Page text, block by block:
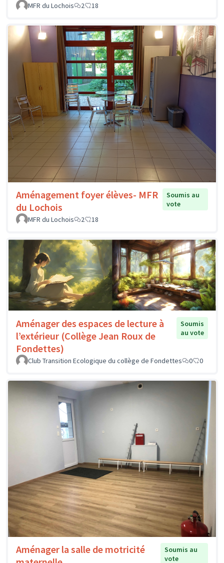
MFR du Lochois
2 18
Aménagement foyer élèves- MFR
du Lochois
Soumis au
vote
MFR du Lochois
2 18
Aménager des espaces de lecture à
l’extérieur (Collège Jean Roux de
Fondettes)
Soumis
au vote
Club Transition Ecologique du collège de Fondettes 0 0
Aménager la salle de motricité
Soumis au
vote